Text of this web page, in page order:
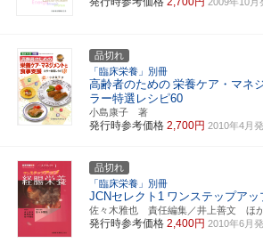
品切れ
「臨床栄養」別冊
高齢者のための 栄養ケア・マネ
ラー特選レシピ60
小島康子 著
発行時参考価格 2,700円 2010年4月
品切れ
「臨床栄養」別冊
JCNセレクト1 ワンステップアッ
佐々木雅也 責任編集／井上善文 ほ
発行時参考価格 2,400円 2010年6月